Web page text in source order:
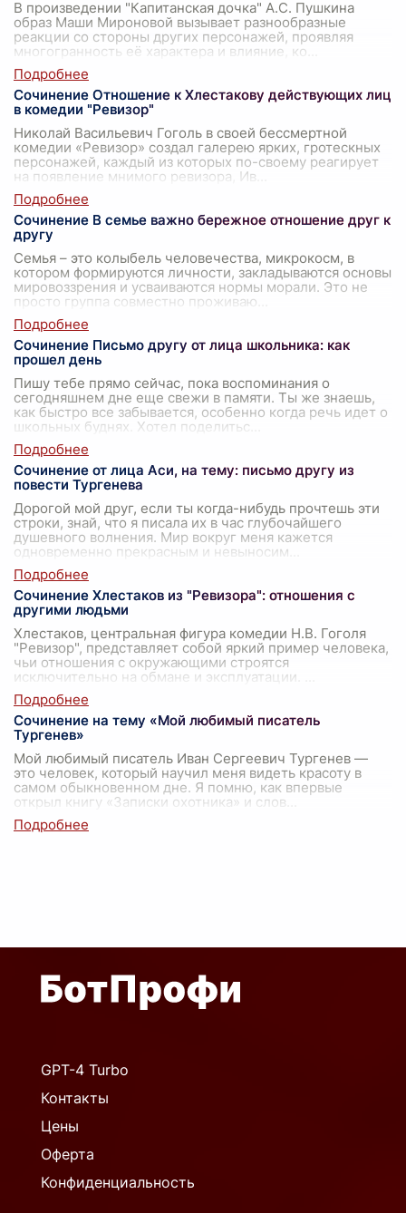
В произведении "Капитанская дочка" А.С. Пушкина
образ Маши Мироновой вызывает разнообразные
реакции со стороны других персонажей, проявляя
многогранность её характера и влияние, ко
Сочинение Отношение к Хлестакову действующих лиц
в комедии "Ревизор"
Николай Васильевич Гоголь в своей бессмертной
комедии «Ревизор» создал галерею ярких, гротескных
персонажей, каждый из которых по-своему реагирует
на появление мнимого ревизора, Ив
Сочинение В семье важно бережное отношение друг к
другу
Семья – это колыбель человечества, микрокосм, в
котором формируются личности, закладываются основы
мировоззрения и усваиваются нормы морали. Это не
просто группа совместно проживаю
Сочинение Письмо другу от лица школьника: как
прошел день
Пишу тебе прямо сейчас, пока воспоминания о
сегодняшнем дне еще свежи в памяти. Ты же знаешь,
как быстро все забывается, особенно когда речь идет о
школьных буднях. Хотел поделитьс
Сочинение от лица Аси, на тему: письмо другу из
повести Тургенева
Дорогой мой друг, если ты когда-нибудь прочтешь эти
строки, знай, что я писала их в час глубочайшего
душевного волнения. Мир вокруг меня кажется
одновременно прекрасным и невыносим
Сочинение Хлестаков из "Ревизора": отношения с
другими людьми
Хлестаков, центральная фигура комедии Н.В. Гоголя
"Ревизор", представляет собой яркий пример человека,
чьи отношения с окружающими строятся
исключительно на обмане и эксплуатации.
Сочинение на тему «Мой любимый писатель
Тургенев»
Мой любимый писатель Иван Сергеевич Тургенев —
это человек, который научил меня видеть красоту в
самом обыкновенном дне. Я помню, как впервые
открыл книгу «Записки охотника» и слов
GPT-4 Turbo
Контакты
Цены
Оферта
Конфиденциальность